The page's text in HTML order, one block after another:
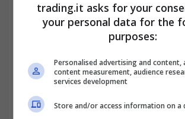
dai seguenti titoli azionari:
trading.it asks for your
your personal data for the
purposes:
Personalised advertising and content,
content measurement, audience
services development
Store and/or access information on a